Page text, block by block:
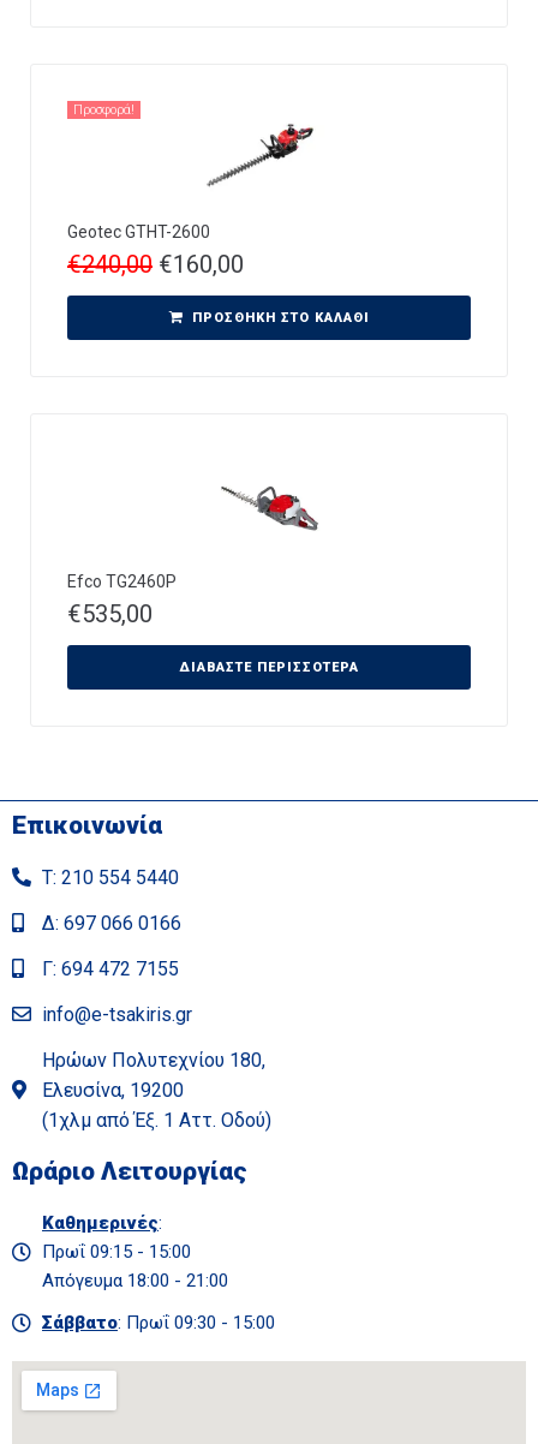
Προσφορά!
Geotec GTHT-2600
€240,00 €160,00
ΠΡΟΣΘΉΚΗ ΣΤΟ ΚΑΛΆΘΙ
Efco TG2460P
€535,00
ΔΙΑΒΆΣΤΕ ΠΕΡΙΣΣΌΤΕΡΑ
Επικοινωνία
Τ: 210 554 5440
Δ: 697 066 0166
Γ: 694 472 7155
info@e-tsakiris.gr
Ηρώων Πολυτεχνίου 180,
Ελευσίνα, 19200
(1χλμ από Έξ. 1 Αττ. Οδού)
Ωράριο Λειτουργίας
Καθημερινές:
Πρωΐ 09:15 - 15:00
Απόγευμα 18:00 - 21:00
Σάββατο: Πρωΐ 09:30 - 15:00